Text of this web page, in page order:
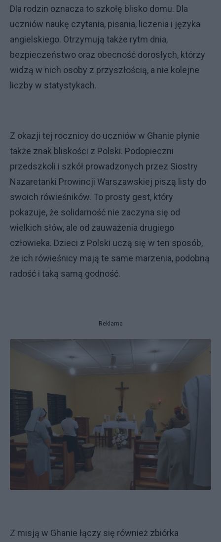
Dla rodzin oznacza to szkołę blisko domu. Dla
uczniów naukę czytania, pisania, liczenia i języka
angielskiego. Otrzymują także rytm dnia,
bezpieczeństwo oraz obecność dorosłych, którzy
widzą w nich osoby z przyszłością, a nie kolejne
liczby w statystykach.
Z okazji tej rocznicy do uczniów w Ghanie płynie
także znak bliskości z Polski. Podopieczni
przedszkoli i szkół prowadzonych przez Siostry
Nazaretanki Prowincji Warszawskiej piszą listy do
swoich rówieśników. To prosty gest, który
pokazuje, że solidarność nie zaczyna się od
wielkich słów, ale od zauważenia drugiego
człowieka. Dzieci z Polski uczą się w ten sposób,
że ich rówieśnicy mają te same marzenia, podobną
radość i taką samą godność.
Reklama
Z misją w Ghanie łączy się również zbiórka